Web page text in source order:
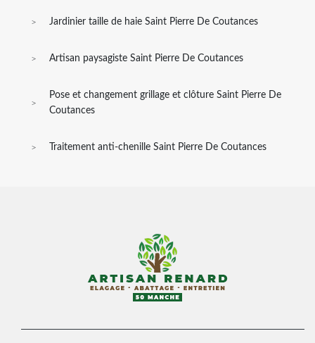
Jardinier taille de haie Saint Pierre De Coutances
Artisan paysagiste Saint Pierre De Coutances
Pose et changement grillage et clôture Saint Pierre De
Coutances
Traitement anti-chenille Saint Pierre De Coutances